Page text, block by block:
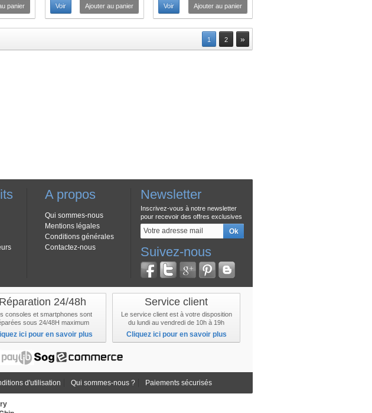
panier Voir Ajouter au panier Voir Ajouter au panier
1 2 »
A propos
Qui sommes-nous
Mentions légales
Conditions générales
Contactez-nous
Newsletter
Inscrivez-vous à notre newsletter
pour recevoir des offres exclusives
Suivez-nous
Réparation 24/48h
consoles et smartphones sont
sous 24/48H maximum
ici pour en savoir plus
Service client
Le service client est à votre disposition
du lundi au vendredi de 10h à 19h
Cliquez ici pour en savoir plus
d'utilisation Qui sommes-nous ? Paiements sécurisés